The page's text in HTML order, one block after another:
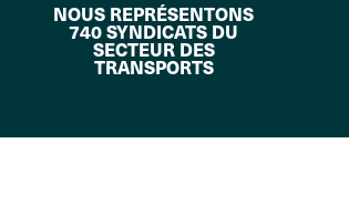
NOUS REPRÉSENTONS
740 SYNDICATS DU
SECTEUR DES
TRANSPORTS